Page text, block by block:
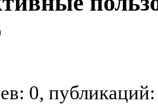
0,